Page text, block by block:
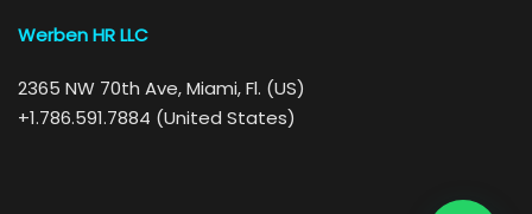
Werben HR LLC
2365 NW 70th Ave, Miami, Fl. (US)
+1.786.591.7884 (United States)